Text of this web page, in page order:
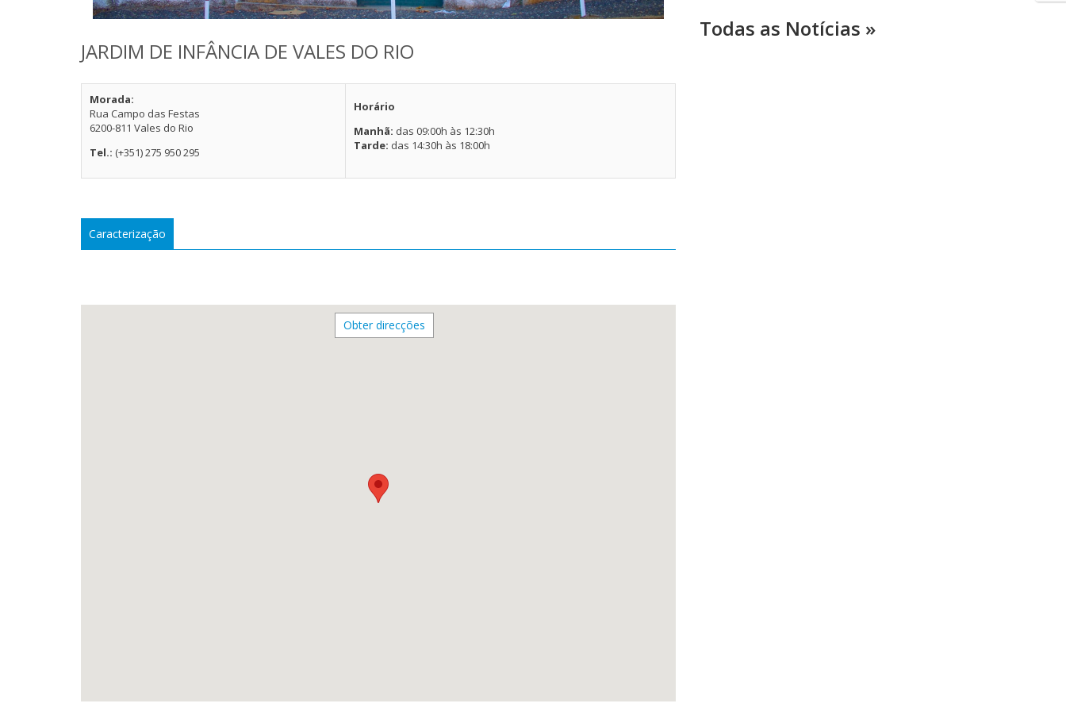
JARDIM DE INFÂNCIA DE VALES DO RIO
Morada:
Rua Campo das Festas
6200-811 Vales do Rio
Tel.: (+351) 275 950 295
Horário
Manhã: das 09:00h às 12:30h
Tarde: das 14:30h às 18:00h
Caracterização
Obter direcções
Todas as Notícias »